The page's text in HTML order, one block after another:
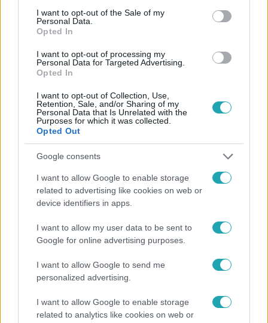
consent section.
I want to opt-out of the Sale of my
Personal Data.
Opted In
I want to opt-out of processing my
Personal Data for Targeted Advertising.
Opted In
I want to opt-out of Collection, Use,
Retention, Sale, and/or Sharing of my
Personal Data that Is Unrelated with the
Purposes for which it was collected.
Opted Out
Google consents
I want to allow Google to enable storage
related to advertising like cookies on web or
device identifiers in apps.
I want to allow my user data to be sent to
Google for online advertising purposes.
I want to allow Google to send me
personalized advertising.
I want to allow Google to enable storage
related to analytics like cookies on web or
POKOLI ROKONOK # BELEZNAY ENDRE TURI GÉZA
FEJES ISTVÁN
Népszerű
Életmód